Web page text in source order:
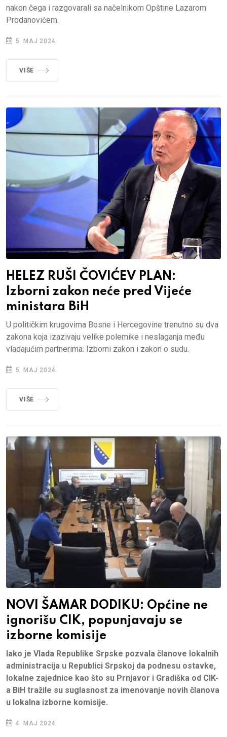
nakon čega i razgovarali sa načelnikom Opštine Lazarom
Prodanovićem.
5. MAJ 2024.
VIŠE
HELEZ RUŠI ČOVIĆEV PLAN:
Izborni zakon neće pred Vijeće
ministara BiH
U političkim krugovima Bosne i Hercegovine trenutno su dva
zakona koja izazivaju velike polemike i neslaganja među
vladajućim partnerima: Izborni zakon i zakon o sudu.
5. MAJ 2024.
VIŠE
NOVI ŠAMAR DODIKU: Općine ne
ignorišu CIK, popunjavaju se
izborne komisije
Iako je Vlada Republike Srpske pozvala članove lokalnih
administracija u Republici Srpskoj da podnesu ostavke,
lokalne zajednice kao što su Prnjavor i Gradiška od CIK-
a BiH tražile su suglasnost za imenovanje novih članova
u lokalna izborne komisije.
4. MAJ 2024.